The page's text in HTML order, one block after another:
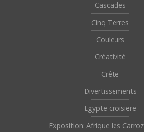
Cascades
Cinq Terres
Couleurs
Créativité
Crête
Divertissements
Egypte croisière
Exposition: Afrique les